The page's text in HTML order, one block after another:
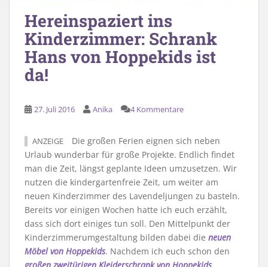
Hereinspaziert ins
Kinderzimmer: Schrank
Hans von Hoppekids ist
da!
27. Juli 2016 Anika 4 Kommentare
ANZEIGE
Die großen Ferien eignen sich neben
Urlaub wunderbar für große Projekte. Endlich findet
man die Zeit, längst geplante Ideen umzusetzen. Wir
nutzen die kindergartenfreie Zeit, um weiter am
neuen Kinderzimmer des Lavendeljungen zu basteln.
Bereits vor einigen Wochen hatte ich euch erzählt,
dass sich dort einiges tun soll. Den Mittelpunkt der
Kinderzimmerumgestaltung bilden dabei die neuen
Möbel von Hoppekids. Nachdem ich euch schon den